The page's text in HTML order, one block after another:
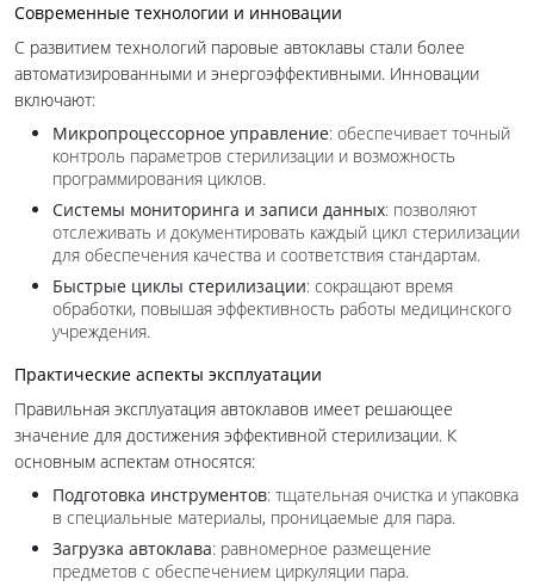
Современные технологии и инновации
С развитием технологий паровые автоклавы стали более
автоматизированными и энергоэффективными. Инновации
включают:
Микропроцессорное управление: обеспечивает точный
контроль параметров стерилизации и возможность
программирования циклов.
Системы мониторинга и записи данных: позволяют
отслеживать и документировать каждый цикл стерилизации
для обеспечения качества и соответствия стандартам.
Быстрые циклы стерилизации: сокращают время
обработки, повышая эффективность работы медицинского
учреждения.
Практические аспекты эксплуатации
Правильная эксплуатация автоклавов имеет решающее
значение для достижения эффективной стерилизации. К
основным аспектам относятся:
Подготовка инструментов: тщательная очистка и упаковка
в специальные материалы, проницаемые для пара.
Загрузка автоклава: равномерное размещение
предметов с обеспечением циркуляции пара.